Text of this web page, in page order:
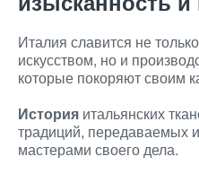
Италия славится не
искусством, но и
которые покоряют своим
История итальянских
традиций, передаваемых
мастерами своего дела.